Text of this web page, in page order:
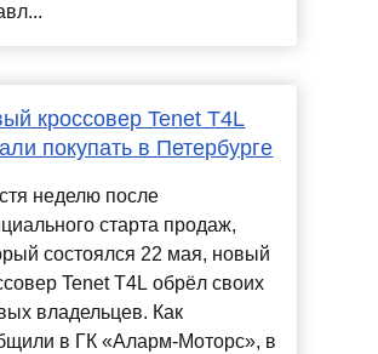
кроссовер Tenet T4L
покупать в Петербурге
неделю после
старта продаж,
состоялся 22 мая, новый
Tenet T4L обрёл своих
владельцев. Как
в ГК «Аларм-Моторс», в